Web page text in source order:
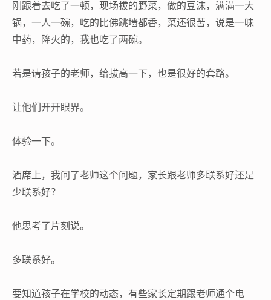
刚跟着去吃了一顿，现场拔的野菜，做的豆沫，满满一大
锅，一人一碗，吃的比佛跳墙都香，菜还很苦，说是一味
中药，降火的，我也吃了两碗。
若是请孩子的老师，给拔高一下，也是很好的套路。
让他们开开眼界。
体验一下。
酒席上，我问了老师这个问题，家长跟老师多联系好还是
少联系好？
他思考了片刻说。
多联系好。
要知道孩子在学校的动态，有些家长定期跟老师通个电